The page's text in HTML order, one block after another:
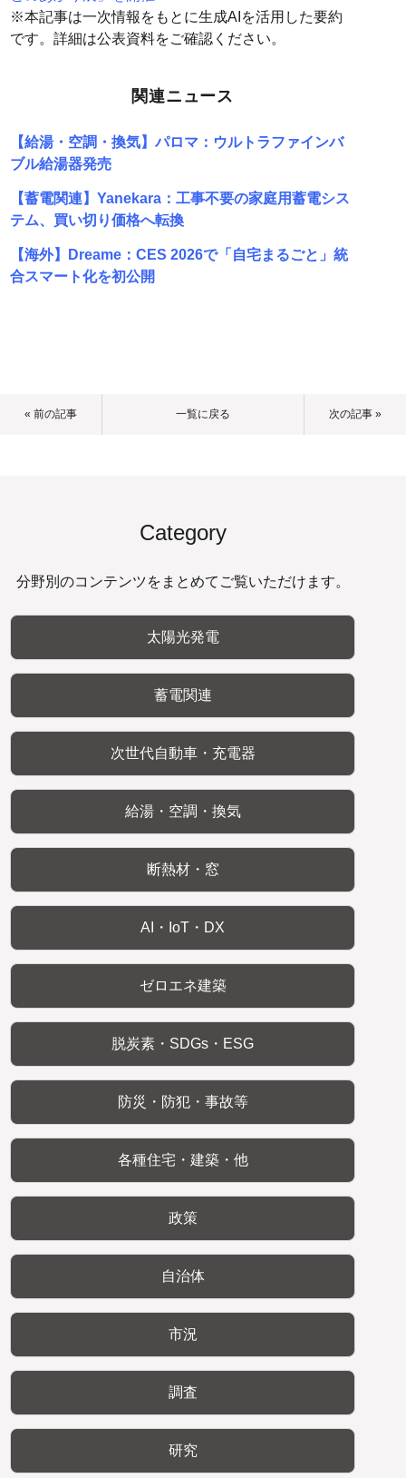
※本記事は一次情報をもとに生成AIを活用した要約
です。詳細は公表資料をご確認ください。
関連ニュース
【給湯・空調・換気】パロマ：ウルトラファインバ
ブル給湯器発売
【蓄電関連】Yanekara：工事不要の家庭用蓄電シス
テム、買い切り価格へ転換
【海外】Dreame：CES 2026で「自宅まるごと」統
合スマート化を初公開
« 前の記事 一覧に戻る 次の記事 »
Category
分野別のコンテンツをまとめてご覧いただけます。
太陽光発電
蓄電関連
次世代自動車・充電器
給湯・空調・換気
断熱材・窓
AI・IoT・DX
ゼロエネ建築
脱炭素・SDGs・ESG
防災・防犯・事故等
各種住宅・建築・他
政策
自治体
市況
調査
研究